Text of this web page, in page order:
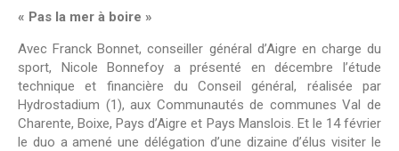
« Pas la mer à boire »
Avec Franck Bonnet, conseiller général d’Aigre en charge du
sport, Nicole Bonnefoy a présenté en décembre l’étude
technique et financière du Conseil général, réalisée par
Hydrostadium (1), aux Communautés de communes Val de
Charente, Boixe, Pays d’Aigre et Pays Manslois. Et le 14 février
le duo a amené une délégation d’une dizaine d’élus visiter le